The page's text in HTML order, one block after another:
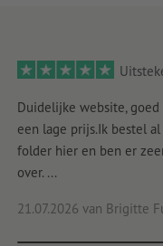
Duidelijke website,
een lage prijs.Ik bestel
folder hier en ben er
over. ...
21.07.2026 van Brigitte